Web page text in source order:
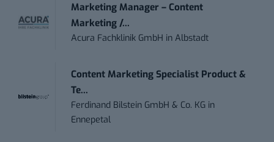
Marketing Manager – Content
Marketing /...
Acura Fachklinik GmbH inAlbstadt
Content Marketing Specialist Product &
Te...
Ferdinand Bilstein GmbH & Co. KG in
Ennepetal